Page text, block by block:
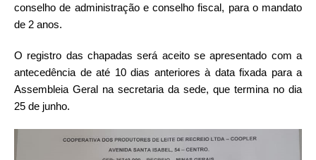
conselho de administração e conselho fiscal, para o mandato
de 2 anos.
O registro das chapadas será aceito se apresentado com a
antecedência de até 10 dias anteriores à data fixada para a
Assembleia Geral na secretaria da sede, que termina no dia
25 de junho.